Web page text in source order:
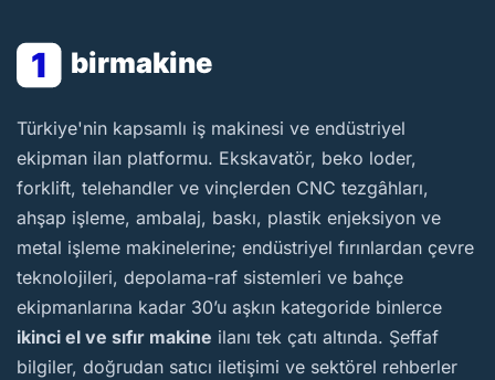
1 birmakine
BirMakine
Türkiye'nin kapsamlı iş makinesi ve endüstriyel
ekipman ilan platformu. Ekskavatör, beko loder,
forklift, telehandler ve vinçlerden CNC tezgâhları,
ahşap işleme, ambalaj, baskı, plastik enjeksiyon ve
metal işleme makinelerine; endüstriyel fırınlardan çevre
teknolojileri, depolama-raf sistemleri ve bahçe
ekipmanlarına kadar 30’u aşkın kategoride binlerce
ikinci el ve sıfır makine ilanı tek çatı altında. Şeffaf
bilgiler, doğrudan satıcı iletişimi ve sektörel rehberler